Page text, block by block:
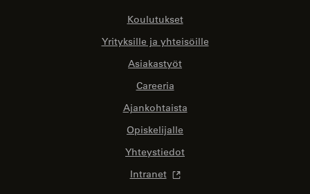
Koulutukset
Yrityksille ja yhteisöille
Asiakastyöt
Careeria
Ajankohtaista
Opiskelijalle
Yhteystiedot
Intranet